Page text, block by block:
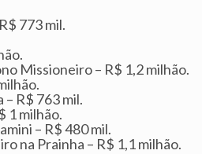
773 mil.
Missioneiro – R$ 1,2 milhão.
R$ 763 mil.
1 milhão.
– R$ 480 mil.
na Prainha – R$ 1,1 milhão.